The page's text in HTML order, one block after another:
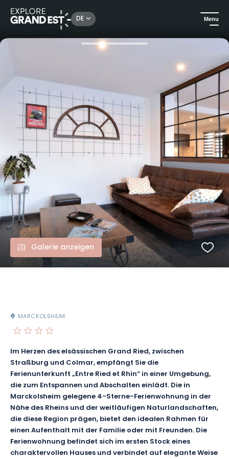
DE Menu
Sehenswertes in der Region Grand Est Zwischen Ried und Rhein: charmante Ferienwohnung für 9 Personen im Elsass
Galerie anzeigen
MARCKOLSHEIM
Im Herzen des elsässischen Grand Ried, zwischen
Straßburg und Colmar, empfängt Sie die
Ferienunterkunft „Entre Ried et Rhin“ in einer Umgebung,
die zum Entspannen und Abschalten einlädt. Die in
Marckolsheim gelegene 4-Sterne-Ferienwohnung in der
Nähe des Rheins und der weitläufigen Naturlandschaften,
die diese Region prägen, bietet den idealen Rahmen für
einen Aufenthalt mit der Familie oder mit Freunden. Die
Ferienwohnung befindet sich im ersten Stock eines
charaktervollen Hauses und verbindet auf elegante Weise